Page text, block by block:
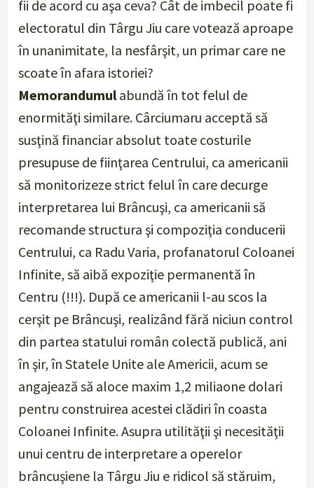
fii de acord cu aşa ceva? Cât de imbecil poate fi
electoratul din Târgu Jiu care votează aproape
în unanimitate, la nesfârşit, un primar care ne
scoate în afara istoriei?
Memorandumul abundă în tot felul de
enormităţi similare. Cârciumaru acceptă să
susţină financiar absolut toate costurile
presupuse de fiinţarea Centrului, ca americanii
să monitorizeze strict felul în care decurge
interpretarea lui Brâncuşi, ca americanii să
recomande structura şi compoziţia conducerii
Centrului, ca Radu Varia, profanatorul Coloanei
Infinite, să aibă expoziţie permanentă în
Centru (!!!). După ce americanii l-au scos la
cerşit pe Brâncuşi, realizând fără niciun control
din partea statului român colectă publică, ani
în şir, în Statele Unite ale Americii, acum se
angajează să aloce maxim 1,2 miliaone dolari
pentru construirea acestei clădiri în coasta
Coloanei Infinite. Asupra utilităţii şi necesităţii
unui centru de interpretare a operelor
brâncuşiene la Târgu Jiu e ridicol să stăruim,